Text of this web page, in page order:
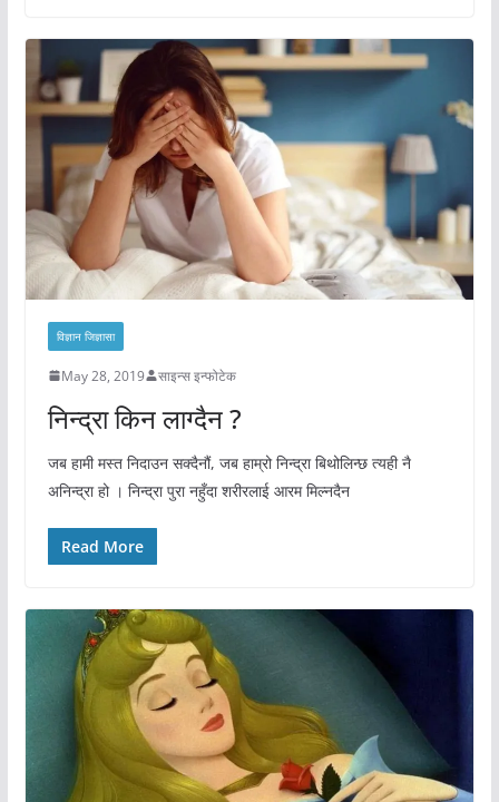
विज्ञान जिज्ञासा
May 28, 2019 साइन्स इन्फोटेक
निन्द्रा किन लाग्दैन ?
जब हामी मस्त निदाउन सक्दैनौं, जब हाम्रो निन्द्रा बिथोलिन्छ त्यही नै
अनिन्द्रा हो । निन्द्रा पुरा नहुँदा शरीरलाई आरम मिल्नदैन
Read More